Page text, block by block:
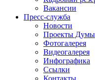
Вакансии
Пресс-служба
Новости
Проекты Думы
Фотогалерея
Видеогалерея
Инфографика
Ссылки
Контакты